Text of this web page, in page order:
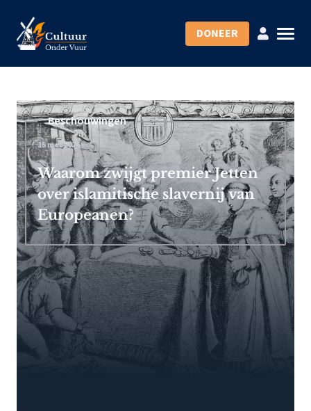
DONEER
Beschouwingen
15 mei 2026
Waarom zwijgt premier Jetten
over islamitische slavernij van
Europeanen?